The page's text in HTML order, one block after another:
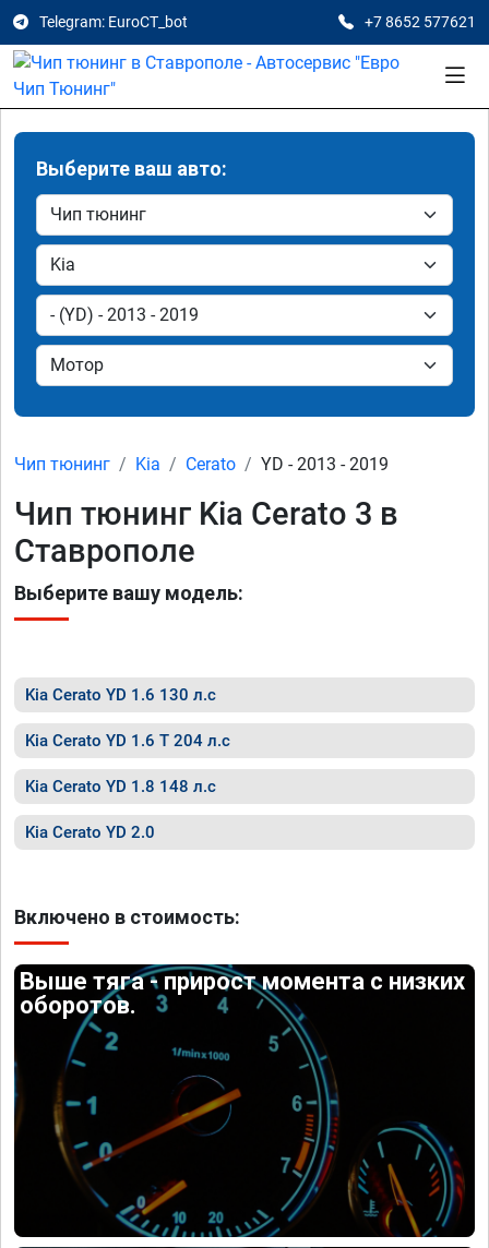
Telegram: EuroCT_bot +7 8652 577621
Выберите ваш авто:
Чип тюнинг Kia Cerato YD - 2013 - 2019
Чип тюнинг Kia Cerato 3 в
Ставрополе
Выберите вашу модель:
Kia Cerato YD 1.6 130 л.с
Kia Cerato YD 1.6 T 204 л.с
Kia Cerato YD 1.8 148 л.с
Kia Cerato YD 2.0
Включено в стоимость:
Выше тяга - прирост момента с низких
оборотов.